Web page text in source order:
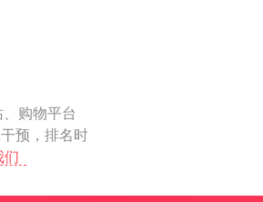
购物平台
预，排名时
们